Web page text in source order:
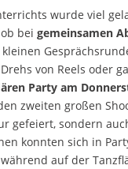
wurde viel
bei gemeinsamen
kleinen
von Reels oder
Party am
zweiten großen
gefeiert, sondern
konnten sich in
auf der